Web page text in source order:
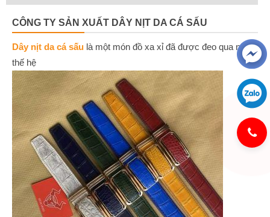
CÔNG TY SẢN XUẤT DÂY NỊT DA CÁ SẤU
Dây nịt da cá sấu là một món đồ xa xỉ đã được đeo qua nhiều
thế hệ